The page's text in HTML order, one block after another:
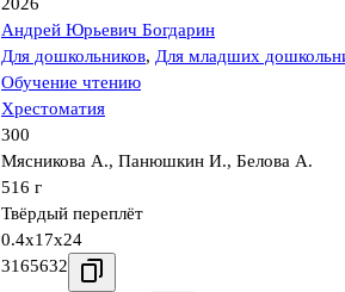
Андрей Юрьевич Богдарин
Для дошкольников, Для младших
Обучение чтению
Хрестоматия
300
Мясникова А., Панюшкин И., Белова А.
516 г
Твёрдый переплёт
0.4x17x24
3165632